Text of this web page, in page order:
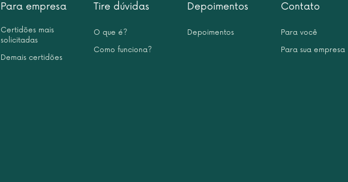
Para empresa
Certidões mais
solicitadas
Demais certidões
Tire dúvidas
O que é?
Como funciona?
Depoimentos
Depoimentos
Contato
Para você
Para sua empresa